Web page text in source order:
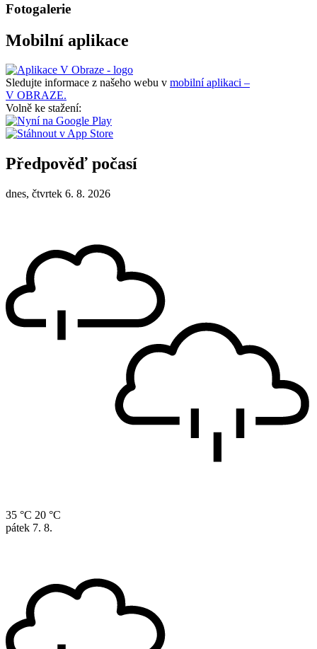
Fotogalerie
Mobilní aplikace
Sledujte informace z našeho webu v mobilní aplikaci –
V OBRAZE.
Volně ke stažení:
Předpověď počasí
dnes, čtvrtek 6. 8. 2026
35 °C 20 °C
pátek 7. 8.